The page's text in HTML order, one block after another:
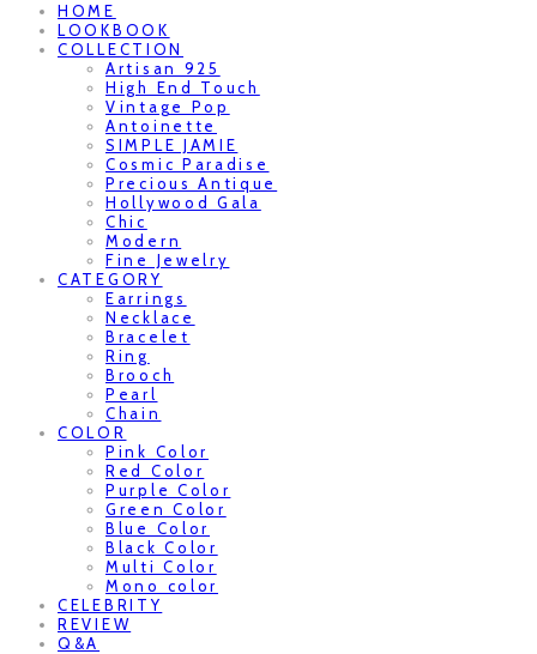
HOME
LOOKBOOK
COLLECTION
Artisan 925
High End Touch
Vintage Pop
Antoinette
SIMPLE JAMIE
Cosmic Paradise
Precious Antique
Hollywood Gala
Chic
Modern
Fine Jewelry
CATEGORY
Earrings
Necklace
Bracelet
Ring
Brooch
Pearl
Chain
COLOR
Pink Color
Red Color
Purple Color
Green Color
Blue Color
Black Color
Multi Color
Mono color
CELEBRITY
REVIEW
Q&A